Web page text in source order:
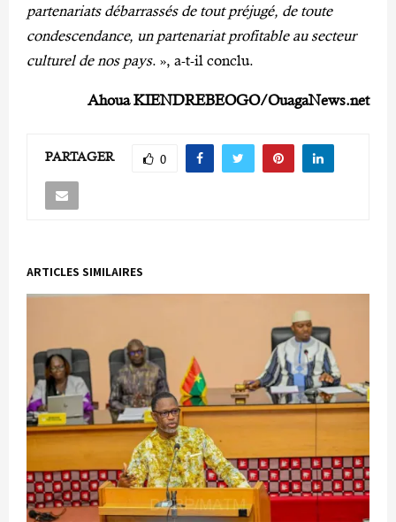
partenariats débarrassés de tout préjugé, de toute
condescendance, un partenariat profitable au secteur
culturel de nos pays. », a-t-il conclu.
Ahoua KIENDREBEOGO/OuagaNews.net
PARTAGER 0
ARTICLES SIMILAIRES